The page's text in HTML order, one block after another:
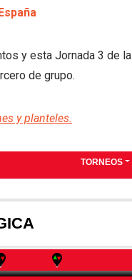
y esta Jornada 3 de la
de grupo.
y planteles.